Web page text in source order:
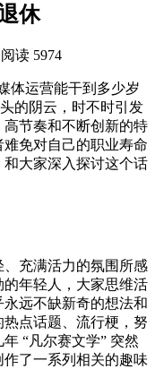
休
阅读 5974
体运营能干到多少岁
的阴云，时不时引发
节奏和不断创新的特
免对自己的职业寿命
大家深入探讨这个话
充满活力的氛围所感
年轻人，大家思维活
远不缺新奇的想法和
点话题、流行梗，努
“凡尔赛文学” 突然
了一系列相关的趣味